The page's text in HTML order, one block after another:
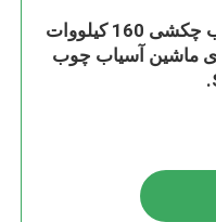
ماشین آسیاب چکشی 160 کیلووات
ماشین آسیاب چوب